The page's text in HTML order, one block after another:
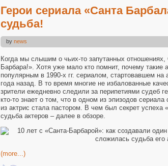
Герои сериала «Санта
судьба!
by news
Когда мы слышим о чьих-то запутанных отношениях,
Барбара!». Хотя уже мало кто помнит, почему такие
популярным в 1990-х гг. сериалом, стартовавшем на
года назад. В то время многие не избалованные
зрители ежедневно следили за перипетиями судеб
кто-то знает о том, что в одном из эпизодов
из актрис стала пастором. В чем был секрет
судьба актеров – далее в обзоре.
(more...)